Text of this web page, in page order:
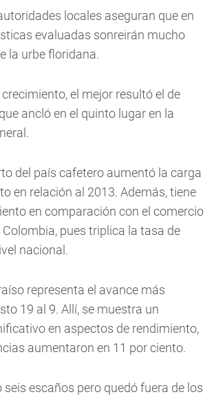
locales aseguran que en
evaluadas sonreirán mucho
la urbe floridana.
el mejor resultó el de
ancló en el quinto lugar en la
del país cafetero aumentó la carga
en relación al 2013. Además, tiene
en comparación con el comercio
pues triplica la tasa de
nacional.
representa el avance más
19 al 9. Allí, se muestra un
en aspectos de rendimiento,
aumentaron en 11 por ciento.
seis escaños pero quedó fuera de los